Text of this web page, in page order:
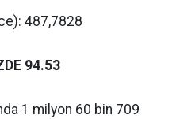
487,7828
94.53
1 milyon 60 bin 709